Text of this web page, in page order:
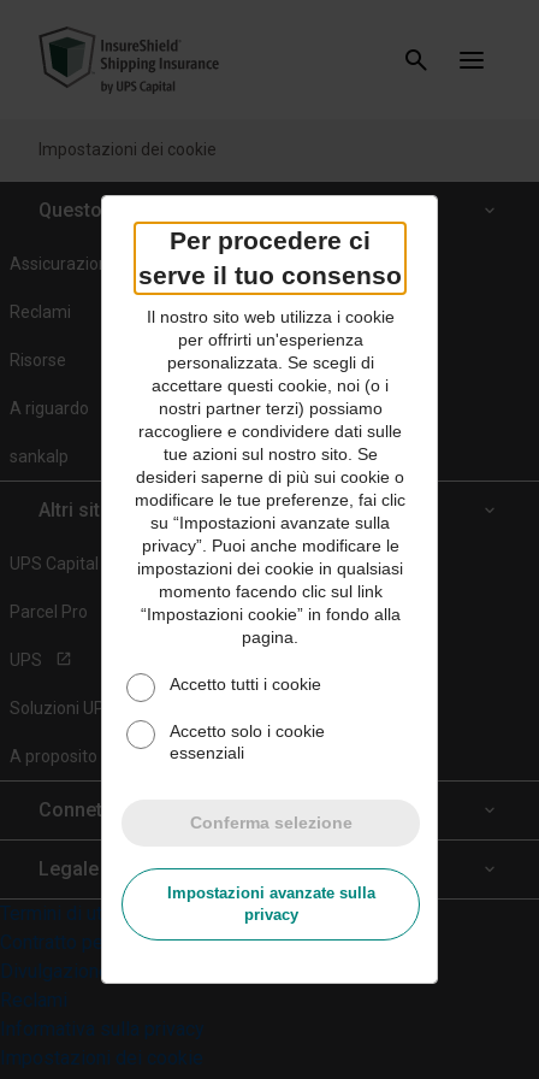
Impostazioni dei cookie
Questo sito
Assicurazione del carico
Reclami
Risorse
A riguardo
sankalp
Altri siti UPS
UPS Capital
Parcel Pro
UPS
Soluzioni UPS per la supply chain
A proposito di UPS
Connettiti con noi
Facebook
Twitter
Legale
Termini di utilizzo del sito web
Contratto per l’uso delle tecnologie
Divulgazione del prodotto
Reclami
Informativa sulla privacy
Impostazioni dei cookie
Per procedere ci
serve il tuo consenso
Il nostro sito web utilizza i cookie
per offrirti un'esperienza
personalizzata. Se scegli di
accettare questi cookie, noi (o i
nostri partner terzi) possiamo
raccogliere e condividere dati sulle
tue azioni sul nostro sito. Se
desideri saperne di più sui cookie o
modificare le tue preferenze, fai clic
su “Impostazioni avanzate sulla
privacy”. Puoi anche modificare le
impostazioni dei cookie in qualsiasi
momento facendo clic sul link
“Impostazioni cookie” in fondo alla
pagina.
Accetto tutti i cookie
Accetto solo i cookie
essenziali
Conferma selezione
Impostazioni avanzate sulla
privacy